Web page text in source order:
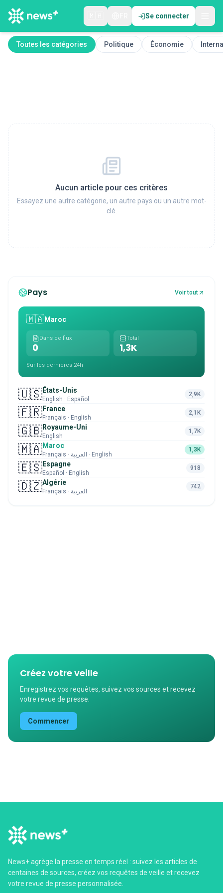
Se connecter
Toutes les catégories Politique Économie
Aucun article pour ces critères
Essayez une autre catégorie, un autre pays ou un autre mot-
clé.
Pays Voir tout
🇲🇦Maroc
Dans ce flux
0
Total
1,3K
Sur les dernières 24h
🇺🇸États-Unis
English · Español
2,9K
🇫🇷France
Français · English
2,1K
🇬🇧Royaume-Uni
English
1,7K
🇲🇦Maroc
Français · العربية · English
1,3K
🇪🇸Espagne
Español · English
918
🇩🇿Algérie
Français · العربية
742
Créez votre veille
Enregistrez vos requêtes, suivez vos sources et recevez
votre revue de presse.
Commencer
News+ agrège la presse en temps réel : suivez les articles de
centaines de sources, créez vos requêtes de veille et recevez
votre revue de presse personnalisée.